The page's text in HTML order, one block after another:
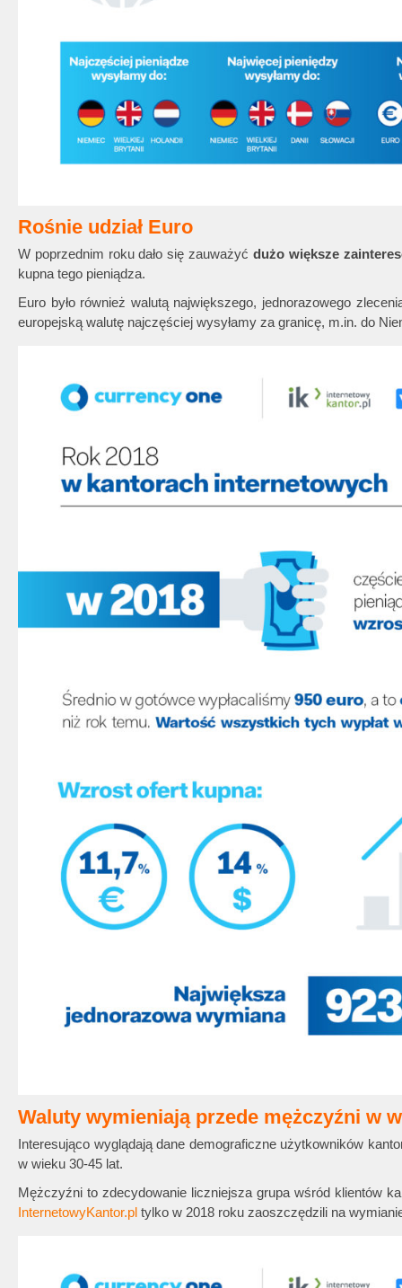
Rośnie udział Euro
W poprzednim roku dało się zauważyć dużo większe
kupna tego pieniądza.
Euro było również walutą największego, jednorazowego
europejską walutę najczęściej wysyłamy za granicę, m.in. do
Waluty wymieniają przede mężczyźni w
Interesująco wyglądają dane demograficzne użytkowników
w wieku 30-45 lat.
Mężczyźni to zdecydowanie liczniejsza grupa wśród klientów
InternetowyKantor.pl tylko w 2018 roku zaoszczędzili na